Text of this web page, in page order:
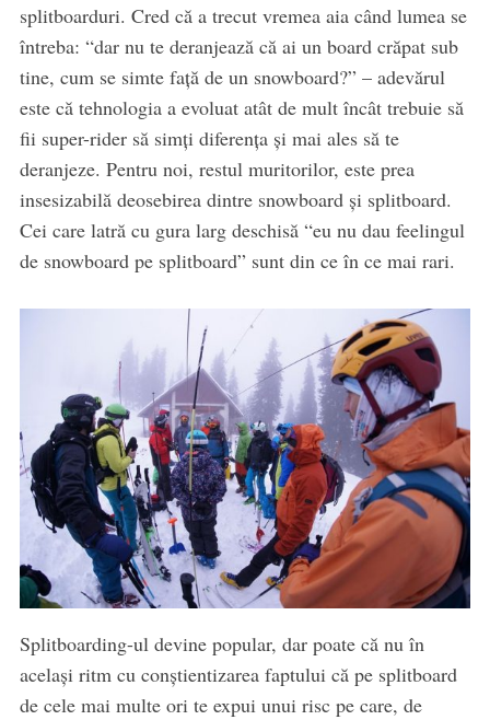
splitboarduri. Cred că a trecut vremea aia când lumea se
întreba: “dar nu te deranjează că ai un board crăpat sub
tine, cum se simte față de un snowboard?” – adevărul
este că tehnologia a evoluat atât de mult încât trebuie să
fii super-rider să simți diferența și mai ales să te
deranjeze. Pentru noi, restul muritorilor, este prea
insesizabilă deosebirea dintre snowboard și splitboard.
Cei care latră cu gura larg deschisă “eu nu dau feelingul
de snowboard pe splitboard” sunt din ce în ce mai rari.
Splitboarding-ul devine popular, dar poate că nu în
același ritm cu conștientizarea faptului că pe splitboard
de cele mai multe ori te expui unui risc pe care, de